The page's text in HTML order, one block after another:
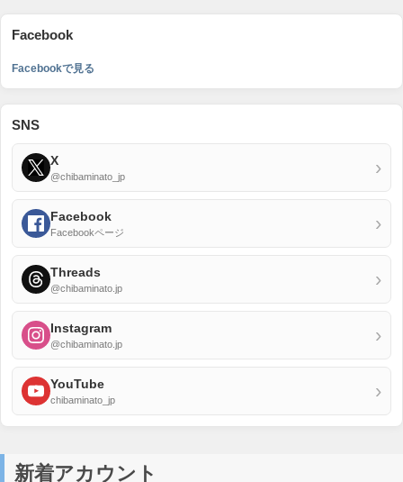
Facebook
Facebookで見る
SNS
X
@chibaminato_jp ›
Facebook
Facebookページ ›
Threads
@chibaminato.jp ›
Instagram
@chibaminato.jp ›
YouTube
chibaminato_jp ›
新着アカウント